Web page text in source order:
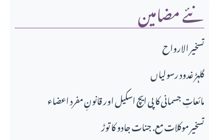
نئے مضامین
تسخير الارواح
گلہڑ غدود رسولیاں
مائعاتِ جسمانی کا پی ایچ اسکیل اور قانونِ مفرد اعضاء
تسخیر موکلات مع. جنات جادو کا توڑ